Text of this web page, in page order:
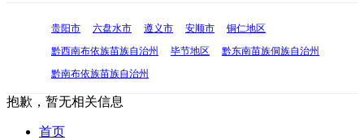
贵阳市 六盘水市 遵义市 安顺市
铜仁地区
黔西南布依族苗族自治州
毕节地区
黔东南苗族侗族自治州
黔南布依族苗族自治州
抱歉，暂无相关信息
首页